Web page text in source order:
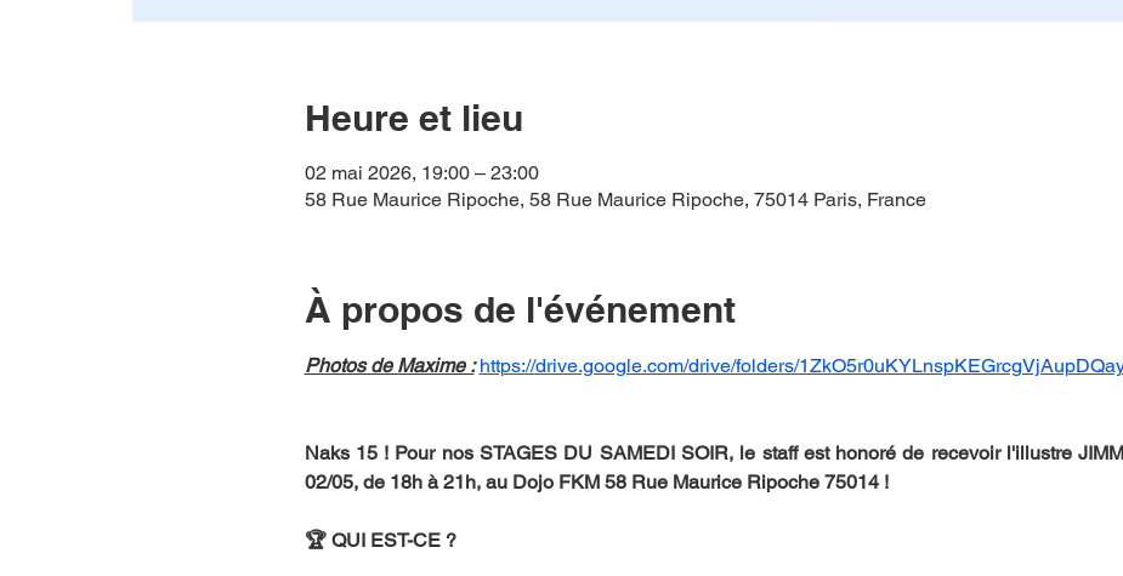
Heure et lieu
02 mai 2026, 19:00 – 23:00
58 Rue Maurice Ripoche, 58 Rue Maurice Ripoche, 75014 Paris, France
À propos de l'événement
Photos de Maxime : https://drive.google.com/drive/folders/
Naks 15 ! Pour nos STAGES DU SAMEDI SOIR, le staff est honoré de recevoir l'illustre
02/05, de 18h à 21h, au Dojo FKM 58 Rue Maurice Ripoche 75014 !
🏆 QUI EST-CE ?